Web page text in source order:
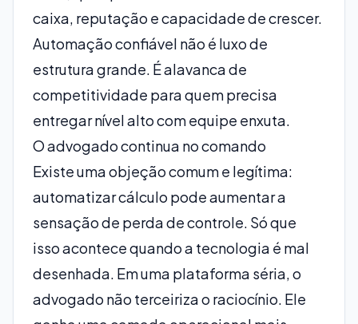
caixa, reputação e capacidade de crescer.
Automação confiável não é luxo de
estrutura grande. É alavanca de
competitividade para quem precisa
entregar nível alto com equipe enxuta.
O advogado continua no comando
Existe uma objeção comum e legítima:
automatizar cálculo pode aumentar a
sensação de perda de controle. Só que
isso acontece quando a tecnologia é mal
desenhada. Em uma plataforma séria, o
advogado não terceiriza o raciocínio. Ele